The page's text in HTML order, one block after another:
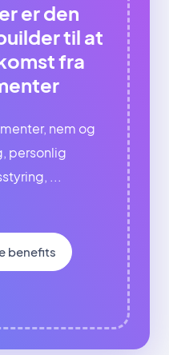
er den
til at
fra
nem og
personlig
...
benefits